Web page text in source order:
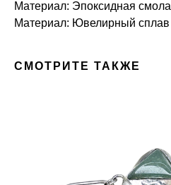
Материал: Эпоксидная смола
Материал: Ювелирный сплав
СМОТРИТЕ ТАКЖЕ